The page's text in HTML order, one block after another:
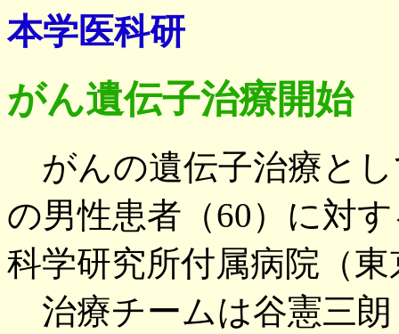
本学医科研
がん遺伝子治療開始
がんの遺伝子治療と
の男性患者（60）に対
科学研究所付属病院（
治療チームは谷憲三朗